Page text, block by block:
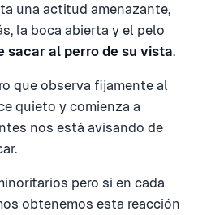
una actitud amenazante,
la boca abierta y el pelo
sacar al perro de su vista.
que observa fijamente al
quieto y comienza a
nos está avisando de
pero si en cada
obtenemos esta reacción